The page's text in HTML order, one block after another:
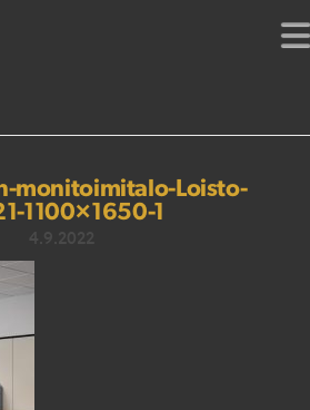
monitoimitalo-Loisto-
1100×1650-1